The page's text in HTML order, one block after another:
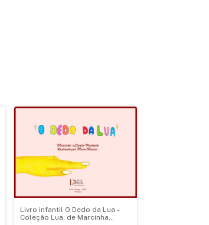
Livro infantil O Dedo da Lua -
Coleção Lua, de Marcinha